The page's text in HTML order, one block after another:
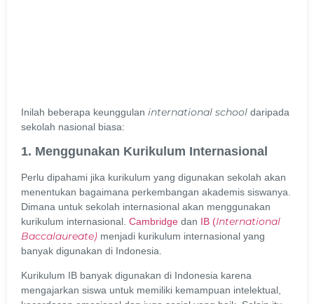
Inilah beberapa keunggulan international school daripada
sekolah nasional biasa:
1. Menggunakan Kurikulum Internasional
Perlu dipahami jika kurikulum yang digunakan sekolah akan
menentukan bagaimana perkembangan akademis siswanya.
Dimana untuk sekolah internasional akan menggunakan
kurikulum internasional. Cambridge dan IB (International
Baccalaureate) menjadi kurikulum internasional yang
banyak digunakan di Indonesia.
Kurikulum IB banyak digunakan di Indonesia karena
mengajarkan siswa untuk memiliki kemampuan intelektual,